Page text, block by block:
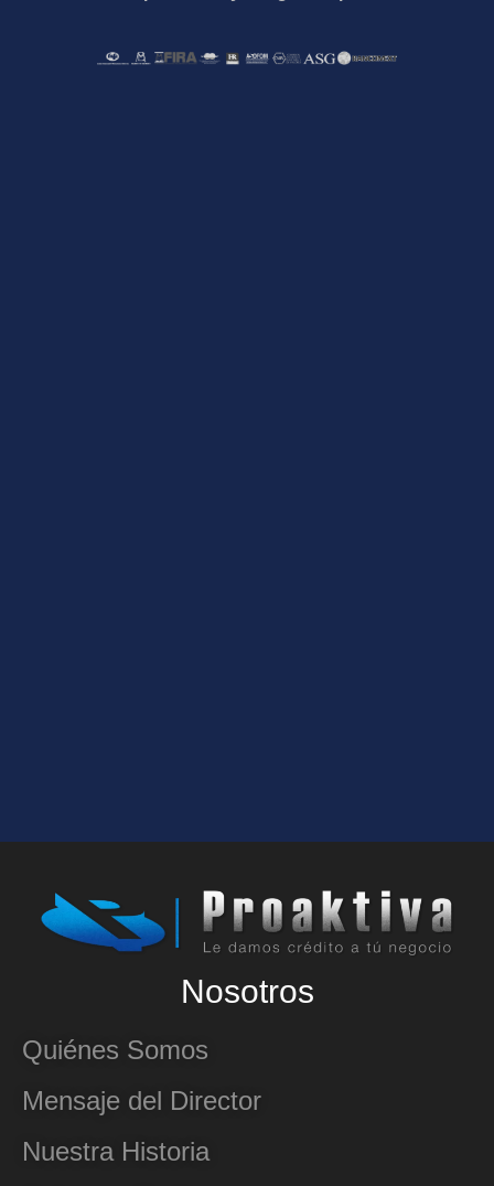
Nosotros
Quiénes Somos
Mensaje del Director
Nuestra Historia